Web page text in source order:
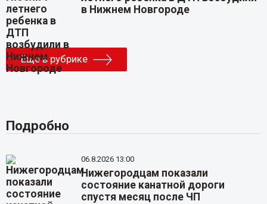
в Нижнем Новгороде
Еще в рубрике
Подробно
06.8.2026 13:00
Нижегородцам показали
состояние канатной дороги
спустя месяц после ЧП